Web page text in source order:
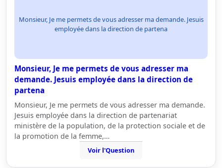
Monsieur, Je me permets de vous adresser ma demande. Jesuis
employée dans la direction de partena
Monsieur, Je me permets de vous adresser ma
demande. Jesuis employée dans la direction de
partena
Monsieur, Je me permets de vous adresser ma demande.
Jesuis employée dans la direction de partenariat
ministère de la population, de la protection sociale et de
la promotion de la femme,…
Voir l'Question